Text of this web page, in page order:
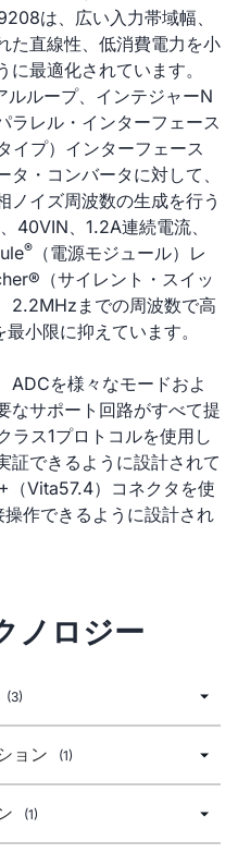
は、広い入力帯域幅、
た直線性、低消費電力を小
最適化されています。
ループ、インテジャーN
ラレル・インターフェース
イプ）インターフェース
・コンバータに対して、
ノイズ周波数の生成を行う
40VIN、1.2A連続電流、
®
（電源モジュール）レ
（サイレント・スイッ
2.2MHzまでの周波数で高
小限に抑えています。
ADCを様々なモードおよ
なサポート回路がすべて提
ラス1プロトコルを使用し
証できるように設計されて
（Vita57.4）コネクタを使
作できるように設計され
ノロジー
(3)
ョン (1)
(1)